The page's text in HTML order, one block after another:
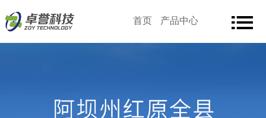
首页 产品中心